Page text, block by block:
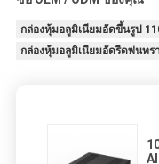
กล่องหุ้มอลูมิเนียมอัดขึ้นรูป
กล่องหุ้มอลูมิเนียมอัดรีดพ่นทร